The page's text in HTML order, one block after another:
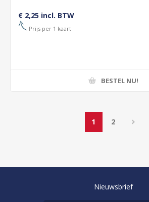
€ 2,25 incl. BTW
Prijs per 1 kaart
BESTEL NU!
1 2
Nieuwsbrief